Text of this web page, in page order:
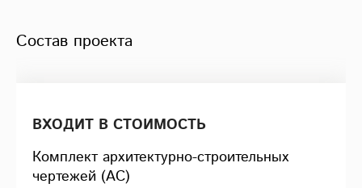
Состав проекта
ВХОДИТ В СТОИМОСТЬ
Комплект архитектурно-строительных
чертежей (АС)